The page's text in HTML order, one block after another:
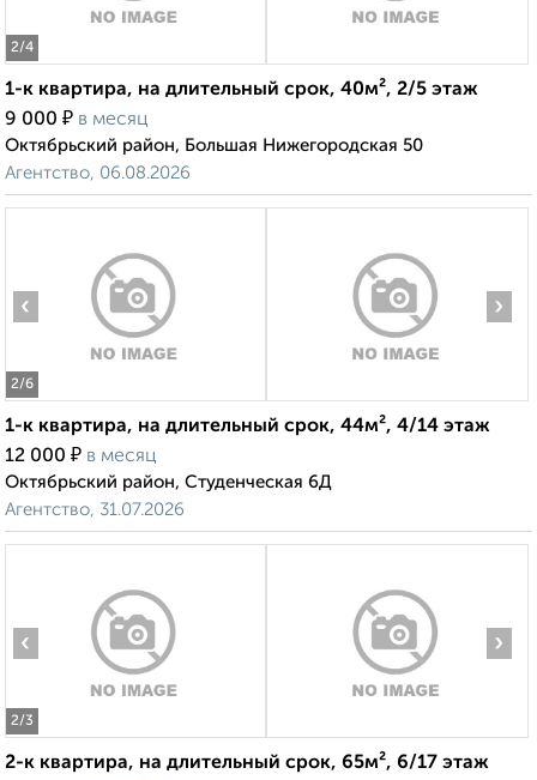
2/4
1-к квартира, на длительный срок, 40м², 2/5 этаж
9 000 ₽ в месяц
Октябрьский район, Большая Нижегородская 50
Агентство, 06.08.2026
2/6
‹ ›
1-к квартира, на длительный срок, 44м², 4/14 этаж
12 000 ₽ в месяц
Октябрьский район, Студенческая 6Д
Агентство, 31.07.2026
2/3
‹ ›
2-к квартира, на длительный срок, 65м², 6/17 этаж